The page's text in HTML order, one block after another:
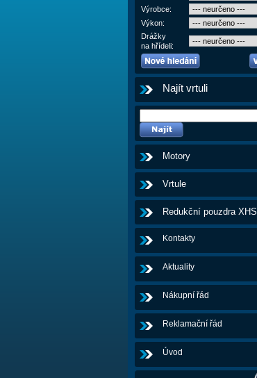
Výrobce:
Výkon:
Drážky
na hřídeli:
Najít vrtuli
Motory
Vrtule
Redukční pouzdra XHS
Kontakty
Aktuality
Nákupní řád
Reklamační řád
Úvod